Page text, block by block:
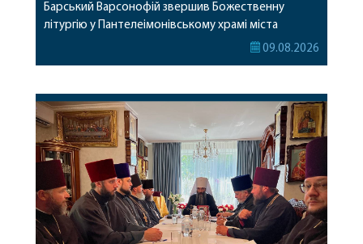
Барський Варсонофій звершив Божественну
літургію у Пантелеімонівському храмі міста
Жмеринки. Перед початком богослужіння
часткою її святих мощей. Митрополиту
Варсонофію співслужили секретар єпархії
архімандрит Єнох (Торак), благочинний
Жмеринського округу протоієрей Ярослав
Коромчевський, клірики […]
09.08.2026